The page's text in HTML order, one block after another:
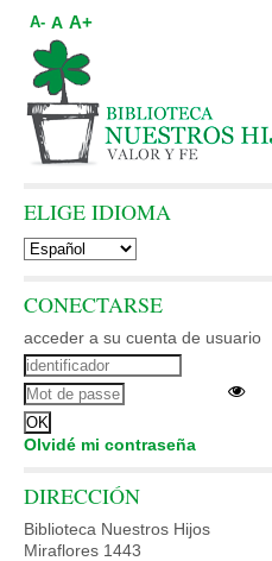
A- A A+
ELIGE IDIOMA
CONECTARSE
acceder a su cuenta de usuario
Olvidé mi contraseña
DIRECCIÓN
Biblioteca Nuestros Hijos
Miraflores 1443